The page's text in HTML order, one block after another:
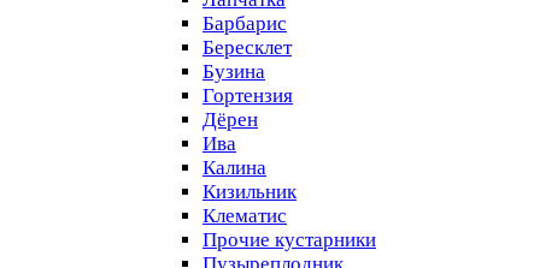
Барбарис
Бересклет
Бузина
Гортензия
Дёрен
Ива
Калина
Кизильник
Клематис
Прочие кустарники